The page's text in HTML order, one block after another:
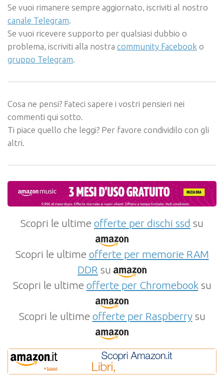
Se vuoi rimanere sempre aggiornato, iscriviti al nostro
canale Telegram
Se vuoi ricevere supporto per qualsiasi dubbio o
problema, iscriviti alla nostra community Facebook o
gruppo Telegram
Cosa ne pensi? Fateci sapere i vostri pensieri nei
commenti qui sotto.
Ti piace quello che leggi? Per favore condividilo con gli
altri.
Scopri le ultime offerte per dischi ssd su
Scopri le ultime offerte per memorie RAM
DDR su
Scopri le ultime offerte per Chromebooksu
Scopri le ultime offerte per Raspberrysu